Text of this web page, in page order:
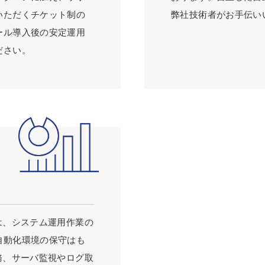
だくチケット制の
導入後の安定運用
い。
弊社技術者がお手伝
システム運用作業の
化環境の保守はも
サーバ監視やログ取